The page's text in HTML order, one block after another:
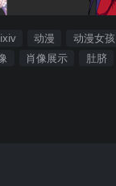
动漫 动漫女孩
肖像展示 肚脐